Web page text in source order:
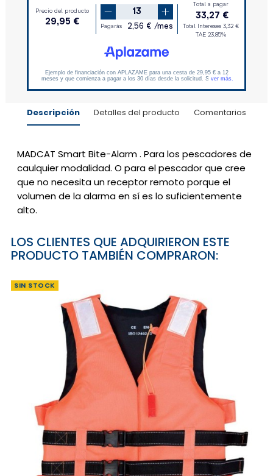
Descripción Detalles del producto Comentarios
MADCAT Smart Bite-Alarm. Para los pescadores de
caulquier modalidad. O para el pescador que cree
que no necesita un receptor remoto porque el
volumen de la alarma en sí es lo suficientemente
alto.
LOS CLIENTES QUE ADQUIRIERON ESTE
PRODUCTO TAMBIÉN COMPRARON:
SIN STOCK